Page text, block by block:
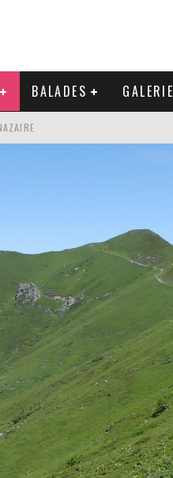
BALADES GALERIE